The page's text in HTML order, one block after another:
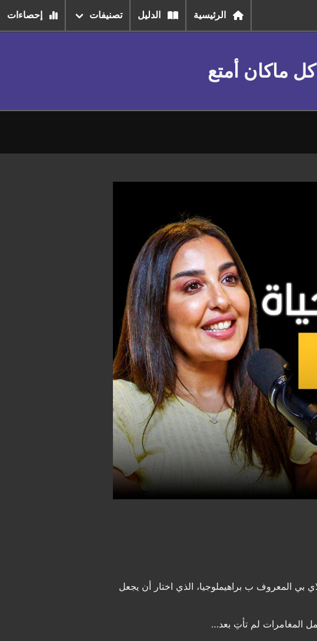
الرئيسية الدليل تصنيفات إحصاءات
ماكان أمتع
المعروف ب براهيملوجيا، الذي اختار أن يجعل
المغامرات لم تأتِ بعد…